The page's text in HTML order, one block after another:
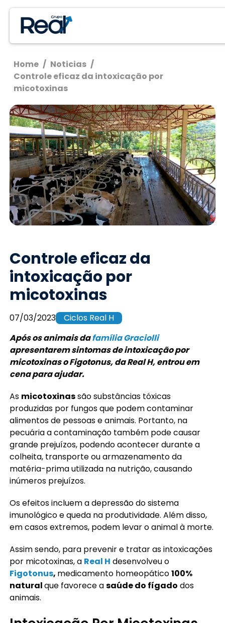
Home / Noticias /
Controle eficaz da intoxicação por
micotoxinas
Controle eficaz da
intoxicação por
micotoxinas
07/03/2023
Ciclos Real H
Após os animais dafamília Graciolli
apresentarem sintomas de intoxicação por
micotoxinas o Figotonus, da Real H, entrou em
cena para ajudar.
As micotoxinassão substâncias tóxicas
produzidas por fungos que podem contaminar
alimentos de pessoas e animais. Portanto, na
pecuária a contaminação também pode causar
grande prejuízos, podendo acontecer durante a
colheita, transporte ou armazenamento da
matéria-prima utilizada na nutrição, causando
inúmeros prejuízos.
Os efeitos incluem a depressão do sistema
imunológico e queda na produtividade. Além disso,
em casos extremos, podem levar o animal à morte.
Assim sendo, para prevenir e tratar as intoxicações
por micotoxinas, a Real H desenvolveu o
Figotonus, medicamento homeopático100%
naturalque favorece asaúde do fígado dos
animais.